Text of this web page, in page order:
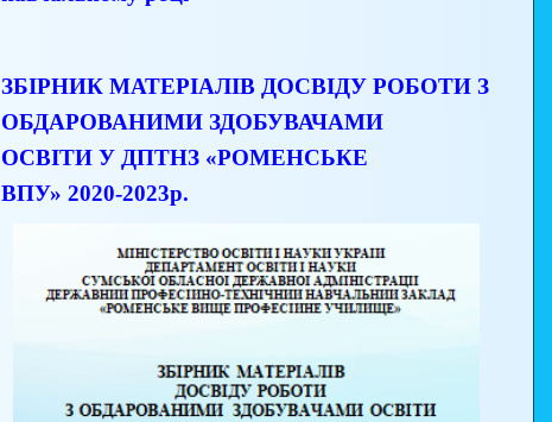
ЗБІРНИК МАТЕРІАЛІВ ДОСВІДУ РОБОТИ З
ОБДАРОВАНИМИ ЗДОБУВАЧАМИ
ОСВІТИ У ДПТНЗ «РОМЕНСЬКЕ
ВПУ» 2020-2023р.